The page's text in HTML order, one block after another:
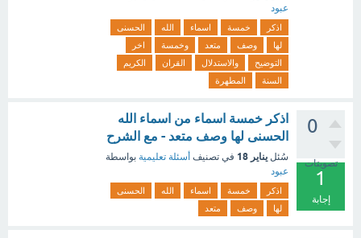
عبود
اذكر خمسة اسماء الله
الحسنى
لها
وصف متعد وخمسة
اخر
التوضيح
والاستدلال القران
الكريم
السنة
المطهرة
0
تصويتات
1
إجابة
اذكر خمسة اسماء من اسماء الله
الحسنى لها وصف متعد - مع الشرح
سُئل يناير 18 في تصنيف أسئلة تعليمية بواسطة
عبود
اذكر خمسة اسماء الله
الحسنى
لها
وصف متعد